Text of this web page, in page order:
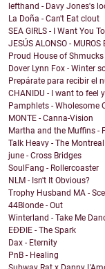
lefthand - Davy Jones's
La Doña - Can't Eat clout
SEA GIRLS - I Want You
JESÚS ALONSO - MUROS
Proud House of Shmucks
Dover Lynn Fox - Winter
Prepárate para recibir el
CHANIDU - I want to feel
Pamphlets - Wholesome
MONTE - Canna-Vision
Martha and the Muffins -
Talk Heavy - The
june - Cross Bridges
SoulFang - Rollercoaster
NLM - Isn't It Obvious?
Trophy Husband MA -
44Blonde - Out
Winterland - Take Me
EĐĐIE - The Spark
Dax - Eternity
PnB - Healing